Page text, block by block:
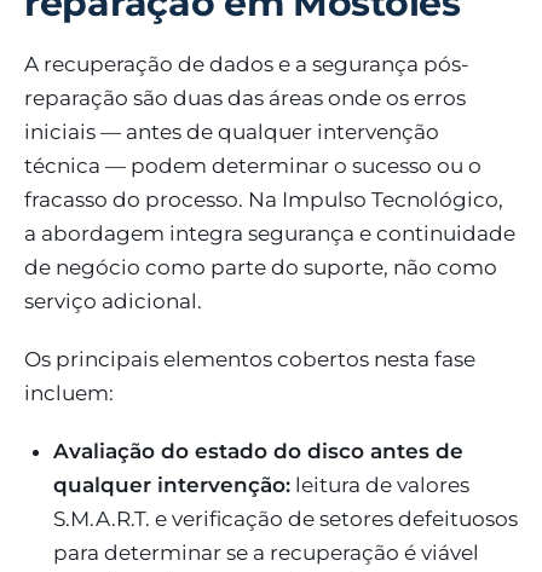
A recuperação de dados e a segurança pós-
reparação são duas das áreas onde os erros
iniciais — antes de qualquer intervenção
técnica — podem determinar o sucesso ou o
fracasso do processo. Na Impulso Tecnológico,
a abordagem integra segurança e continuidade
de negócio como parte do suporte, não como
serviço adicional.
Os principais elementos cobertos nesta fase
incluem:
Avaliação do estado do disco antes de
qualquer intervenção: leitura de valores
S.M.A.R.T. e verificação de setores defeituosos
para determinar se a recuperação é viável